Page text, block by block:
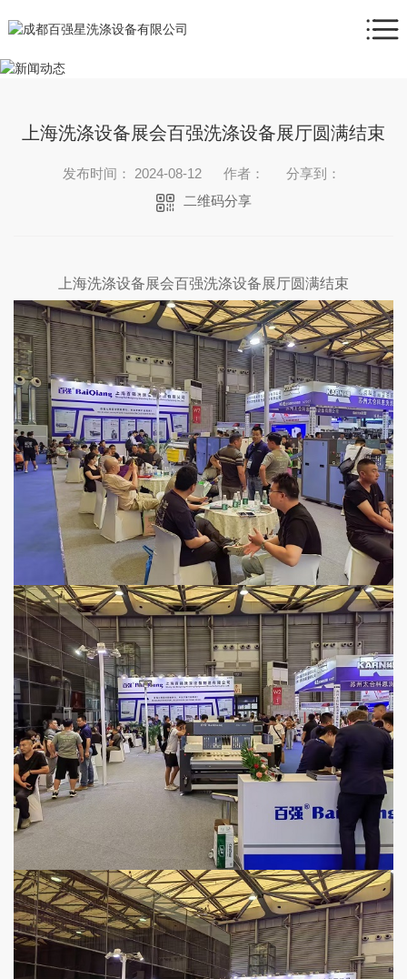
上海洗涤设备展会百强洗涤设备展厅圆满结束
发布时间： 2024-08-12 作者：
分享到：
二维码分享
上海洗涤设备展会百强洗涤设备展厅圆满结束